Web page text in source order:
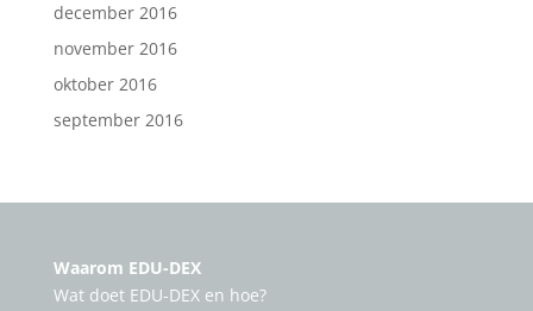
december 2016
november 2016
oktober 2016
september 2016
Waarom EDU-DEX
Wat doet EDU-DEX en hoe?